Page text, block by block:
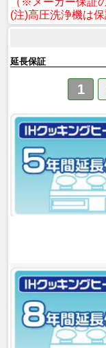
(注)高圧洗浄機は
延長保証
1